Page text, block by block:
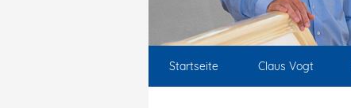
Startseite Claus Vogt